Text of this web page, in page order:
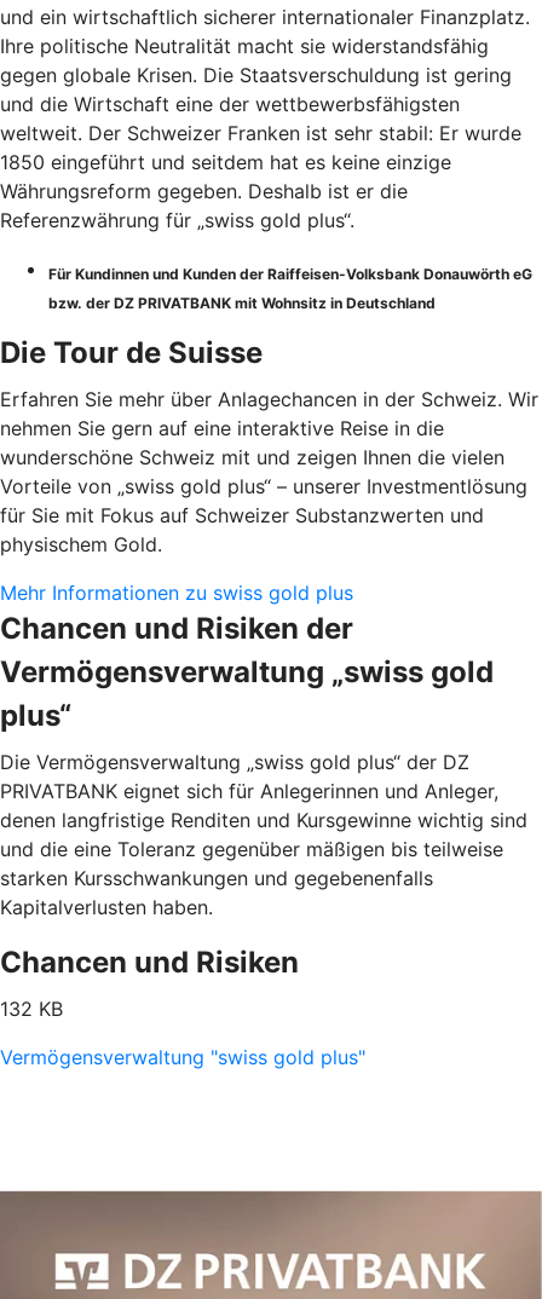
und ein wirtschaftlich sicherer internationaler Finanzplatz.
Ihre politische Neutralität macht sie widerstandsfähig
gegen globale Krisen. Die Staatsverschuldung ist gering
und die Wirtschaft eine der wettbewerbsfähigsten
weltweit. Der Schweizer Franken ist sehr stabil: Er wurde
1850 eingeführt und seitdem hat es keine einzige
Währungsreform gegeben. Deshalb ist er die
Referenzwährung für „swiss gold plus“.
Für Kundinnen und Kunden der Raiffeisen-Volksbank Donauwörth eG
bzw. der DZ PRIVATBANK mit Wohnsitz in Deutschland
Die Tour de Suisse
Erfahren Sie mehr über Anlagechancen in der Schweiz. Wir
nehmen Sie gern auf eine interaktive Reise in die
wunderschöne Schweiz mit und zeigen Ihnen die vielen
Vorteile von „swiss gold plus“ – unserer Investmentlösung
für Sie mit Fokus auf Schweizer Substanzwerten und
physischem Gold.
Mehr Informationen zu swiss gold plus
Chancen und Risiken der
Vermögensverwaltung „swiss gold
plus“
Die Vermögensverwaltung „swiss gold plus“ der DZ
PRIVATBANK eignet sich für Anlegerinnen und Anleger,
denen langfristige Renditen und Kursgewinne wichtig sind
und die eine Toleranz gegenüber mäßigen bis teilweise
starken Kursschwankungen und gegebenenfalls
Kapitalverlusten haben.
Chancen und Risiken
132 KB
Vermögensverwaltung "swiss gold plus"